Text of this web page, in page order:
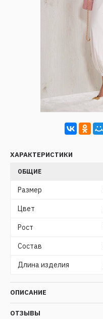
ХАРАКТЕРИСТИКИ
ОБЩИЕ
Размер
Цвет
Рост
Состав
Длина изделия
ОПИСАНИЕ
ОТЗЫВЫ